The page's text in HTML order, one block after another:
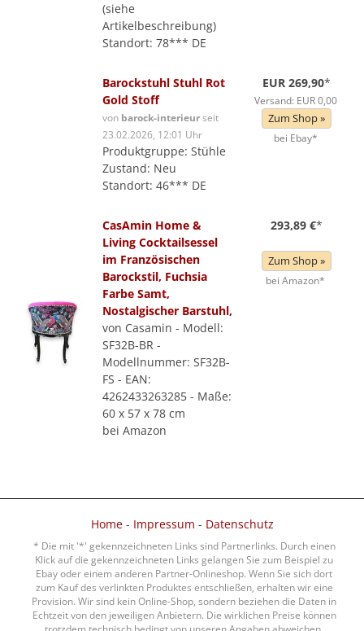
(siehe
Artikelbeschreibung)
Standort: 78*** DE
Barockstuhl Stuhl Rot
Gold Stoff
von barock-interieurseit
23.02.2026, 12:01 Uhr
Produktgruppe: Stühle
Zustand: Neu
Standort: 46*** DE
EUR 269,90*
Versand: EUR 0,00
Zum Shop »
bei Ebay*
CasAmin Home &
Living Cocktailsessel
im Französischen
Barockstil, Fuchsia
Farbe Samt,
Nostalgischer Barstuhl,
von Casamin - Modell:
SF32B-BR -
Modellnummer: SF32B-
FS - EAN:
4262433263285 - Maße:
60 x 57 x 78 cm
bei Amazon
293,89 €*
Zum Shop »
bei Amazon*
Home- Impressum - Datenschutz
* Die mit '*' gekennzeichneten Links sind Partnerlinks. Durch einen
Klick auf die gekennzeichneten Links gelangen Sie zum Beispiel zu
Ebay oder einem anderen Partner-Onlineshop. Wenn Sie sich dort
zum Kauf des verlinkten Produktes entschließen, erhalten wir eine
Provision. Wir sind kein Online-Shop, sondern beziehen die Daten in
Echtzeit von den jeweiligen Anbietern. Die wirklichen Preise können